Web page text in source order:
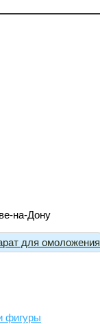
на-Дону
для омоложения